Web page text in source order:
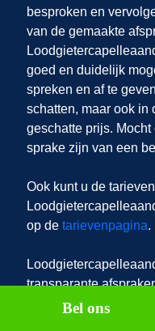
besproken en
van de gemaakte
goed en duidelijk
spreken en af te
schatten, maar ook in
geschatte prijs.
sprake zijn van een
Ook kunt u de
op de tarievenpagina.
transparante
toe bent! Een
Bel ons